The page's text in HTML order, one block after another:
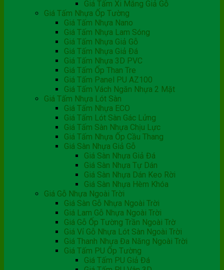
Giá Tấm Xi Măng Giả Gỗ
Giá Tấm Nhựa Ốp Tường
Giá Tấm Nhựa Nano
Giá Tấm Nhựa Lam Sóng
Giá Tấm Nhựa Giả Gỗ
Giá Tấm Nhựa Giả Đá
Giá Tấm Nhựa 3D PVC
Giá Tấm Ốp Than Tre
Giá Tấm Panel PU AZ100
Giá Tấm Vách Ngăn Nhựa 2 Mặt
Giá Tấm Nhựa Lót Sàn
Giá Tấm Nhựa ECO
Giá Tấm Lót Sàn Gác Lửng
Giá Tấm Sàn Nhựa Chịu Lực
Giá Tấm Nhựa Ốp Cầu Thang
Giá Sàn Nhựa Giả Gỗ
Giá Sàn Nhựa Giả Đá
Giá Sàn Nhựa Tự Dán
Giá Sàn Nhựa Dán Keo Rời
Giá Sàn Nhựa Hèm Khóa
Giá Gỗ Nhựa Ngoài Trời
Giá Sàn Gỗ Nhựa Ngoài Trời
Giá Lam Gỗ Nhựa Ngoài Trời
Giá Gỗ Ốp Tường Trần Ngoài Trờ
Giá Vỉ Gỗ Nhựa Lót Sàn Ngoài Trời
Giá Thanh Nhựa Đa Năng Ngoài Trời
Giá Tấm PU Ốp Tường
Giá Tấm PU Giả Đá